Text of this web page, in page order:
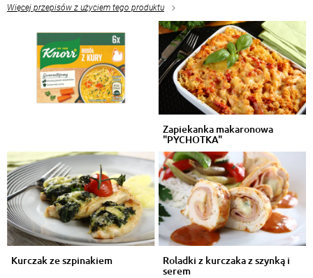
Więcej przepisów z użyciem tego produktu
Zapiekanka makaronowa
"PYCHOTKA"
Kurczak ze szpinakiem Roladki z kurczaka z szynką i
serem